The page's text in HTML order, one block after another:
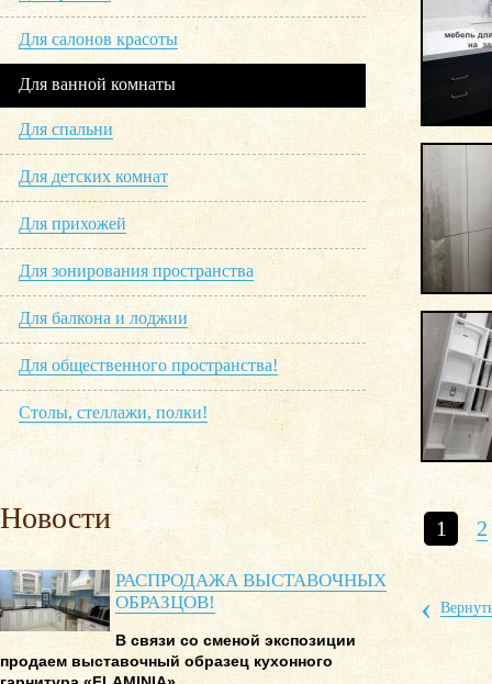
Для салонов красоты
Для ванной комнаты
Для спальни
Для детских комнат
Для прихожей
Для зонирования пространства
Для балкона и лоджии
Для общественного пространства!
Столы, стеллажи, полки!
Новости
РАСПРОДАЖА ВЫСТАВОЧНЫХ
ОБРАЗЦОВ!
В связи со сменой экспозиции
продаем выставочный образец кухонного
1 2
‹